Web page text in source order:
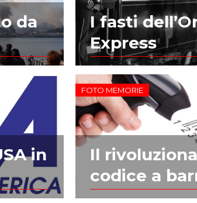
da
I fasti
Express
in
FOTO MEMORIE
Il
codice a